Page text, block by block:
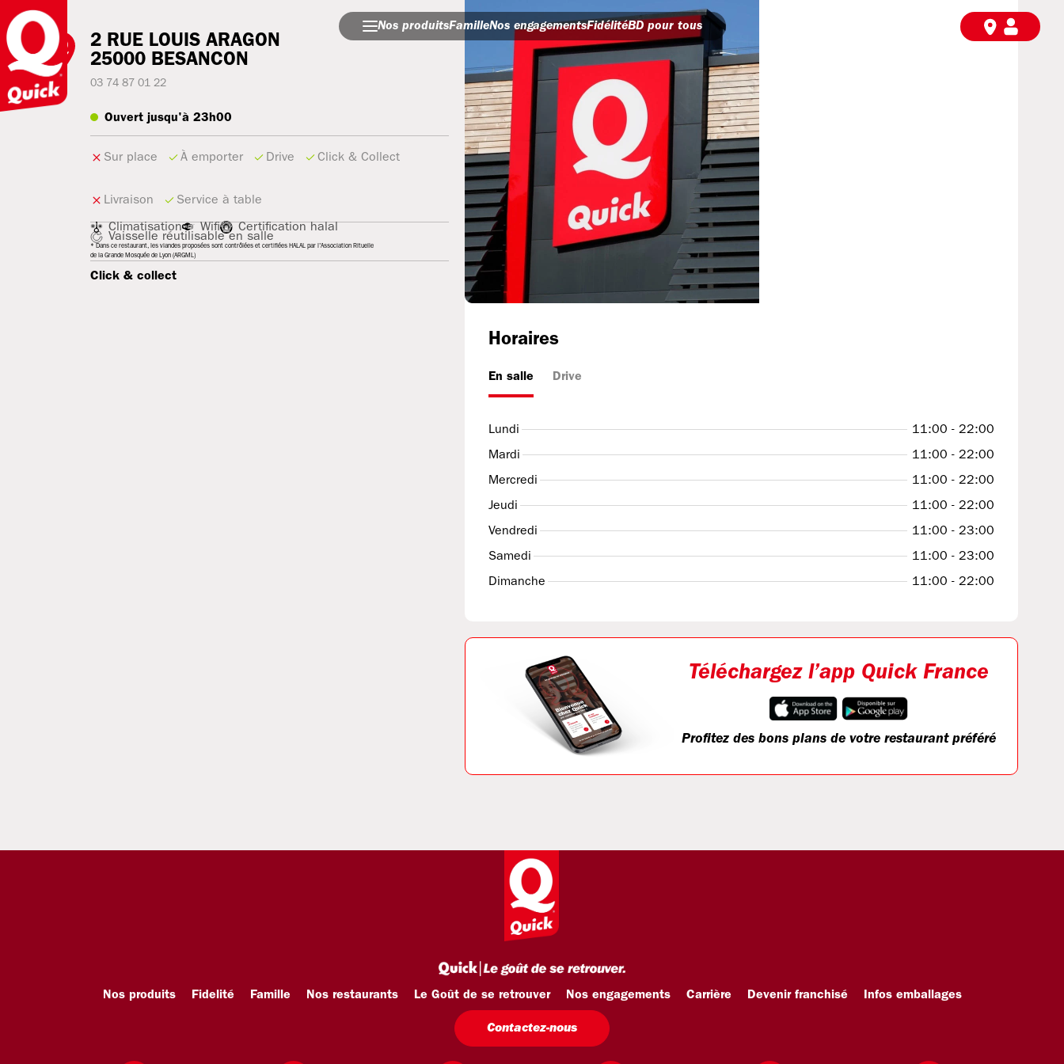
Nos produitsFamilleNos engagementsFidélitéBD pour tous
2 RUE LOUIS ARAGON
25000 BESANCON
03 74 87 01 22
Ouvert jusqu'à 23h00
Sur place À emporter Drive Click & Collect
Livraison Service à table
Climatisation Wifi Certification halal
Vaisselle réutilisable en salle
* Dans ce restaurant, les viandes proposées sont contrôlées et certifiées HALAL par l'Association Rituelle
de la Grande Mosquée de Lyon (ARGML)
Click & collect
Horaires
En salle Drive
Lundi
11:00 - 22:00
Mardi
11:00 - 22:00
Mercredi
11:00 - 22:00
Jeudi
11:00 - 22:00
Vendredi
11:00 - 23:00
Samedi
11:00 - 23:00
Dimanche
11:00 - 22:00
Téléchargez l’app Quick France
Profitez des bons plans de votre restaurant préféré
Nos produits Fidelité Famille Nos restaurants Le Goût de se retrouver Nos engagements Carrière Devenir franchisé Infos emballages
Contactez-nous